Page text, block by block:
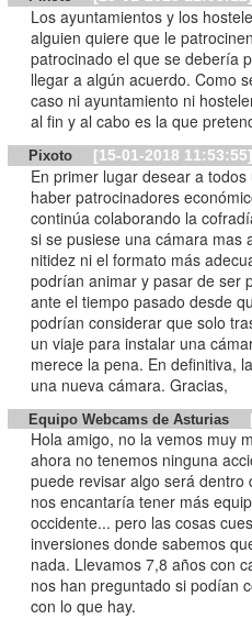
Los ayuntamientos y los
alguien quiere que le
patrocinado el que se debería
llegar a algún acuerdo. Como
caso ni ayuntamiento ni
al fin y al cabo es la que
Pixoto [15-01-2018 11:53:55]
En primer lugar desear a todos un feliz año
haber patrocinadores
continúa colaborando la
si se pusiese una cámara mas
nitidez ni el formato más
podrían animar y pasar de ser
ante el tiempo pasado desde
podrían considerar que solo
un viaje para instalar una
merece la pena. En definitiva, la ría del Eo y As Figueiras bien merecen
una nueva cámara. Gracias,
Equipo Webcams de Asturias
Hola amigo, no la vemos muy
ahora no tenemos ninguna
puede revisar algo será
nos encantaría tener más
occidente... pero las cosas
inversiones donde sabemos
nada. Llevamos 7,8 años con
nos han preguntado si podían
con lo que hay.